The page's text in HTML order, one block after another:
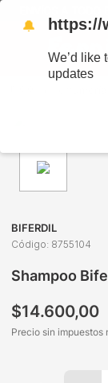
BIFERDIL
Código: 8755104
Shampoo
$14.600,00
Precio sin impuestos
🔔 https://
We’d like
updates